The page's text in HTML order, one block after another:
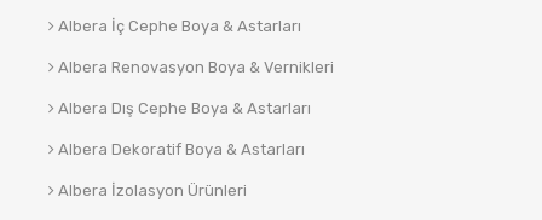
Albera İç Cephe Boya & Astarları
Albera Renovasyon Boya & Vernikleri
Albera Dış Cephe Boya & Astarları
Albera Dekoratif Boya & Astarları
Albera İzolasyon Ürünleri